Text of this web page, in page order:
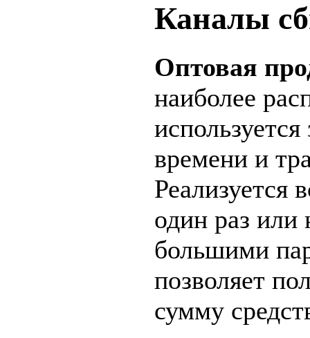
Каналы
Оптовая
наиболее
времени и
Реализуется
один раз или
большими
позволяет
сумму